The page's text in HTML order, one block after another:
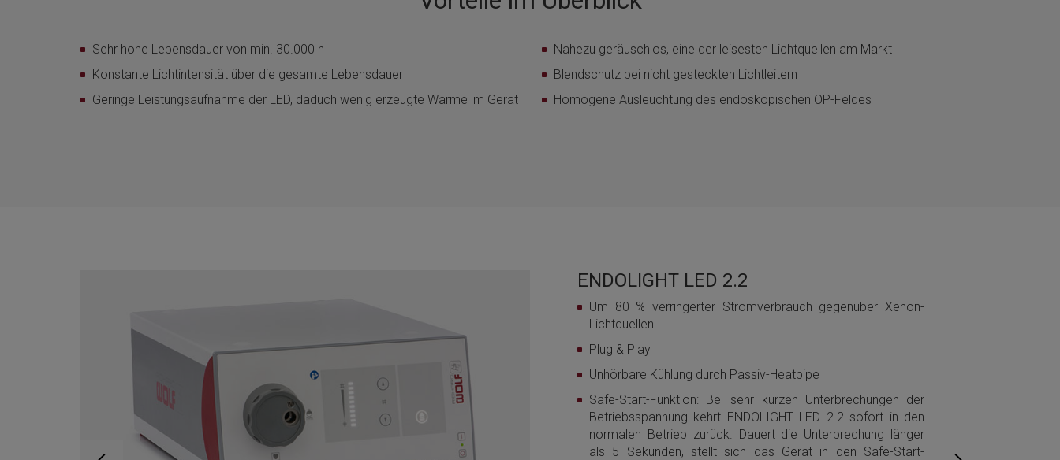
Sehr hohe Lebensdauer von min. 30.000 h
Konstante Lichtintensität über die gesamte Lebensdauer
Geringe Leistungsaufnahme der LED, daduch wenig erzeugte Wärme im Gerät
Nahezu geräuschlos, eine der leisesten Lichtquellen am Markt
Blendschutz bei nicht gesteckten Lichtleitern
Homogene Ausleuchtung des endoskopischen OP-Feldes
ENDOLIGHT LED 2.2
Um 80 % verringerter Stromverbrauch gegenüber Xenon-
Lichtquellen
Plug & Play
Unhörbare Kühlung durch Passiv-Heatpipe
Safe-Start-Funktion: Bei sehr kurzen Unterbrechungen der
Betriebsspannung kehrt ENDOLIGHT LED 2.2 sofort in den
normalen Betrieb zurück. Dauert die Unterbrechung länger
als 5 Sekunden, stellt sich das Gerät in den Safe-Start-